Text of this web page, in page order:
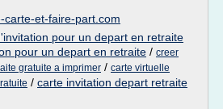
carte-et-faire-part.com
pour un depart en retraite
pour un depart en retraite / creer
gratuite a imprimer / carte virtuelle
/ carte invitation depart retraite